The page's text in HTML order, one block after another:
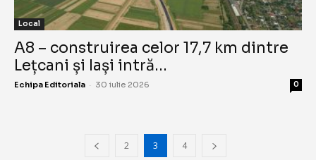
Local
A8 – construirea celor 17,7 km dintre
Lețcani și Iași intră...
Echipa Editoriala - 30 iulie 2026 0
2 3 4